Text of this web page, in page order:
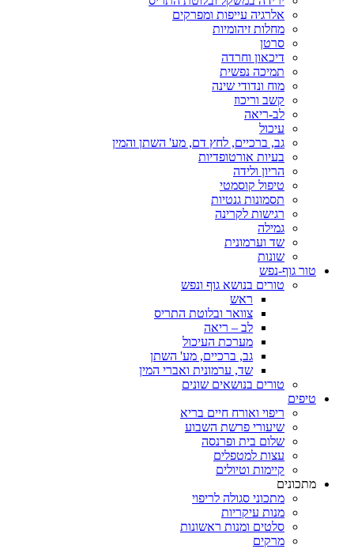
אלרגיה עייפות ומפרקים
מחלות זיהומיות
סרטן
דיכאון וחרדה
תמיכה נפשית
מוח ונדודי שינה
קשב וריכוז
לב-ריאה
עיכול
גב, ברכיים, לחץ דם, מע' השתן והמין
בעיות אורטופדיות
הריון ולידה
טיפול קוסמטי
תסמונות גנטיות
רגישות לקרינה
גמילה
שד וערמונית
שונות
טור גוף-נפש
טורים בנושא גוף ונפש
ראש
צוואר ובלוטת התריס
לב – ריאה
מערכת העיכול
גב, ברכיים, מע' השתן
שד, ערמונית ואברי המין
טורים בנושאים שונים
טיפים
ריפוי ואורח חיים בריא
שיעורי פרשת השבוע
שלום בית ופרנסה
עצות למטפלים
קיימות וטיולים
מתכונים
מתכוני סגולה לריפוי
מנות עיקריות
סלטים ומנות ראשונות
מרקים